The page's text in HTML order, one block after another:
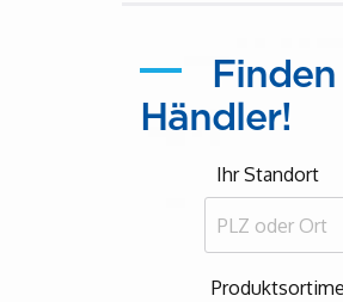
Händler!
Ihr Standort